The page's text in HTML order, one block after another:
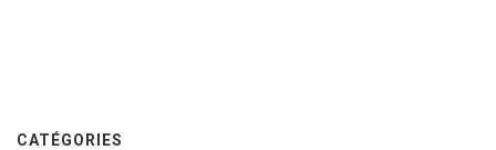
CATÉGORIES